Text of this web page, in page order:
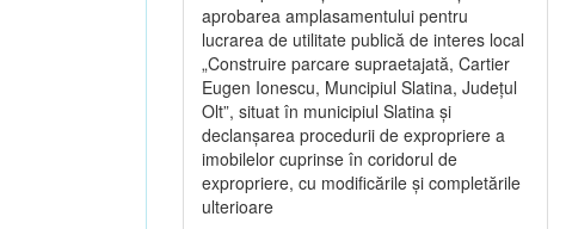
aprobarea amplasamentului pentru
lucrarea de utilitate publică de interes local
„Construire parcare supraetajată, Cartier
Eugen Ionescu, Muncipiul Slatina, Judeţul
Olt”, situat în municipiul Slatina şi
declanşarea procedurii de expropriere a
imobilelor cuprinse în coridorul de
expropriere, cu modificările şi completările
ulterioare